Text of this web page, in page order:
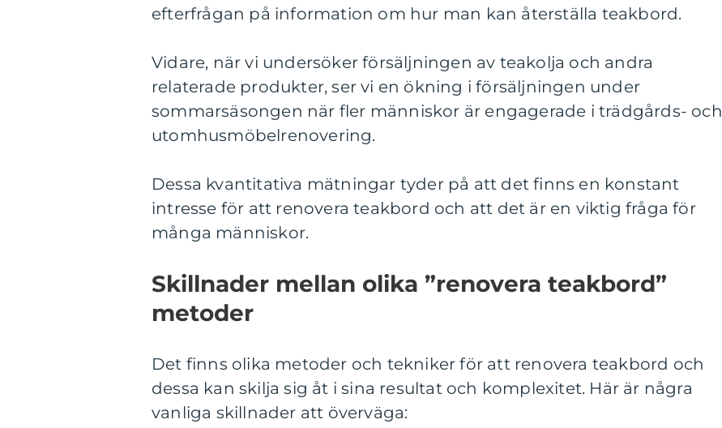
efterfrågan på information om hur man kan återställa teakbord.
Vidare, när vi undersöker försäljningen av teakolja och andra
relaterade produkter, ser vi en ökning i försäljningen under
sommarsäsongen när fler människor är engagerade i trädgårds- och
utomhusmöbelrenovering.
Dessa kvantitativa mätningar tyder på att det finns en konstant
intresse för att renovera teakbord och att det är en viktig fråga för
många människor.
Skillnader mellan olika ”renovera teakbord”
metoder
Det finns olika metoder och tekniker för att renovera teakbord och
dessa kan skilja sig åt i sina resultat och komplexitet. Här är några
vanliga skillnader att överväga: